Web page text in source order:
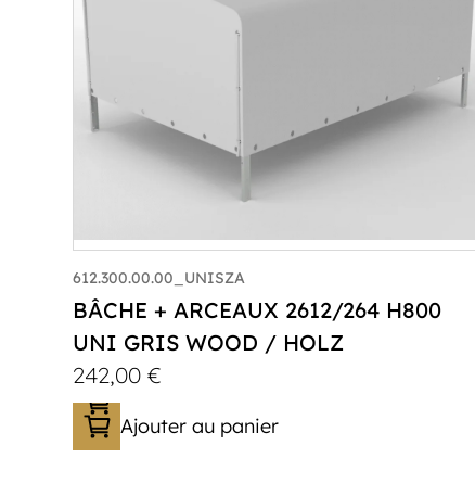
612.300.00.00_UNISZA
BÂCHE + ARCEAUX 2612/264 H800
UNI GRIS WOOD / HOLZ
242,00€
Ajouter au panier